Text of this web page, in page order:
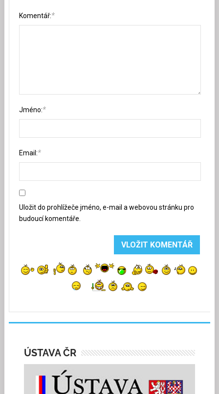
Komentář:*
Jméno:*
Email:*
Uložit do prohlížeče jméno, e-mail a webovou stránku pro
budoucí komentáře.
ÚSTAVA ČR